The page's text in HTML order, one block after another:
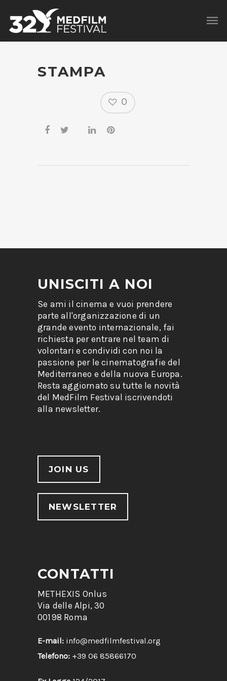
STAMPA
0
UNISCITI A NOI
Se ami il cinema e vuoi prendere
parte all'organizzazione di un
grande evento internazionale, fai
richiesta per entrare nel team di
volontari e condividi con noi la
passione per le cinematografie del
Mediterraneo e della nuova Europa.
Resta aggiornato su tutte le novità
del MedFilm Festival iscrivendoti
alla newsletter.
JOIN US
NEWSLETTER
CONTATTI
METHEXIS Onlus
Via delle Alpi, 30
00198 Roma
E-mail: info@medfilmfestival.org
Telefono: +39 06 85866170